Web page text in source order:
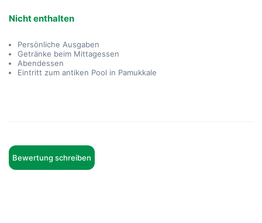
Nicht enthalten
Persönliche Ausgaben
Getränke beim Mittagessen
Abendessen
Eintritt zum antiken Pool in Pamukkale
Bewertung schreiben